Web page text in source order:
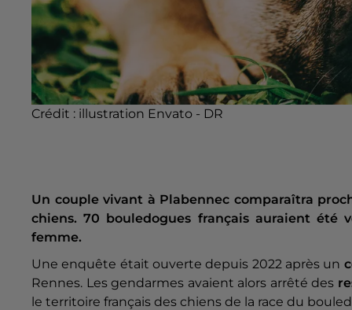
Crédit : illustration Envato - DR
Un couple vivant à Plabennec comparaîtra
chiens. 70 bouledogues français auraient été
femme.
Une enquête était ouverte depuis 2022 après un
Rennes. Les gendarmes avaient alors arrêté des
le territoire français des chiens de la race du